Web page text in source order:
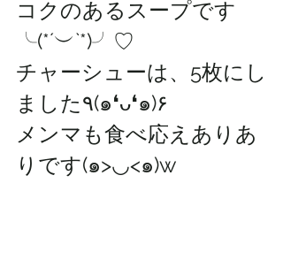
コクのあるスープです
╰(*´︶`*)╯♡
チャーシューは、5枚にし
ました٩(๑❛ᴗ❛๑)۶
メンマも食べ応えありあ
りです(๑>◡<๑)w